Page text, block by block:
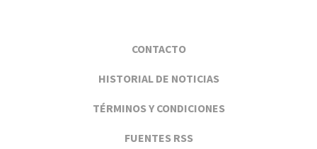
CONTACTO
HISTORIAL DE NOTICIAS
TÉRMINOS Y CONDICIONES
FUENTES RSS